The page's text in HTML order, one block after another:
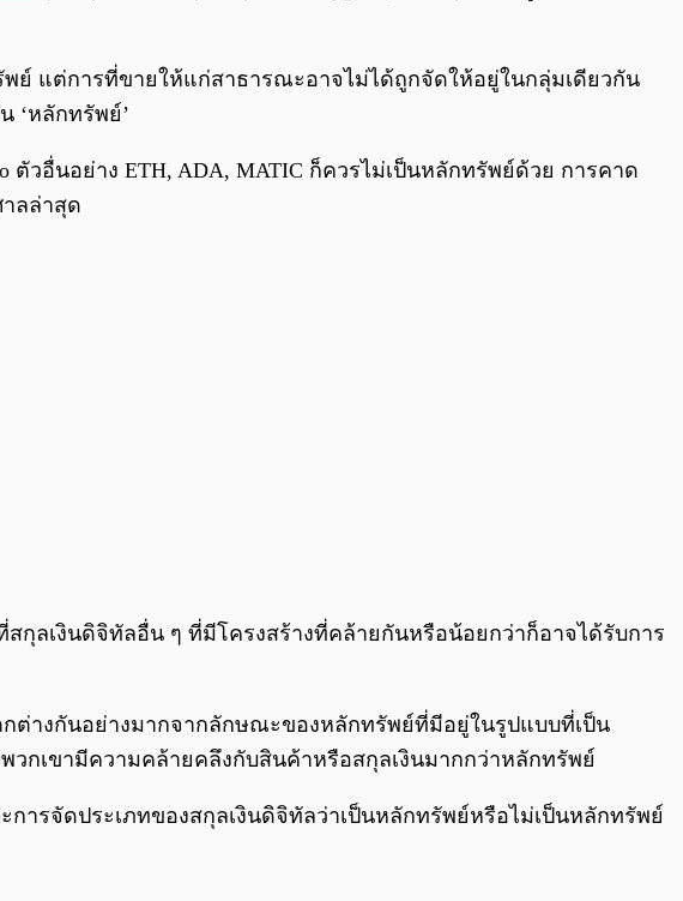
ย์ แต่การที่ขายให้แก่สาธารณะอาจไม่ได้ถูกจัดให้อยู่ในกลุ่มเดียวกัน
‘หลักทรัพย์’
ตัวอื่นอย่าง ETH, ADA, MATIC ก็ควรไม่เป็นหลักทรัพย์ด้วย การคาด
ลล่าสุด
กุลเงินดิจิทัลอื่น ๆ ที่มีโครงสร้างที่คล้ายกันหรือน้อยกว่าก็อาจได้รับการ
กต่างกันอย่างมากจากลักษณะของหลักทรัพย์ที่มีอยู่ในรูปแบบที่เป็น
กเขามีความคล้ายคลึงกับสินค้าหรือสกุลเงินมากกว่าหลักทรัพย์
ารจัดประเภทของสกุลเงินดิจิทัลว่าเป็นหลักทรัพย์หรือไม่เป็นหลักทรัพย์